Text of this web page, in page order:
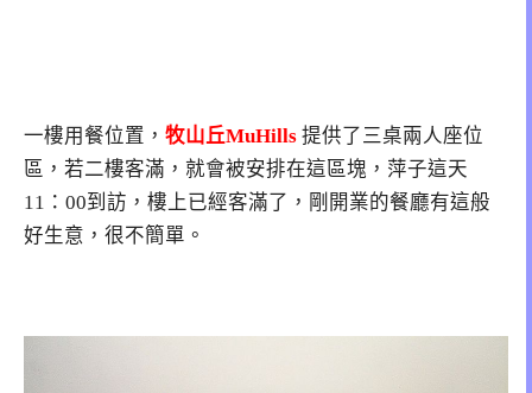
一樓用餐位置， 牧山丘MuHills 提供了三桌兩人座位
區，若二樓客滿，就會被安排在這區塊，萍子這天
11：00到訪，樓上已經客滿了，剛開業的餐廳有這般
好生意，很不簡單。